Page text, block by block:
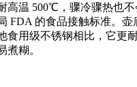
高温 500℃，骤冷骤热也
FDA 的食品接触标准。壶
食用级不锈钢相比，它更
煮糊。